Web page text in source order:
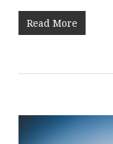
Read More